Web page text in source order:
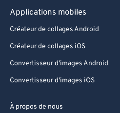
Applications mobiles
Créateur de collages Android
Créateur de collages iOS
Convertisseur d'images Android
Convertisseur d'images iOS
À propos de nous